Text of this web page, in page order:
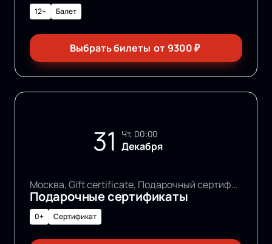
12+ Балет
Выбрать билеты от 9300₽
31 чт, 00:00
Декабря
Москва, Gift certificate, Подарочный сертификат
Подарочные сертификаты
0+ Сертификат